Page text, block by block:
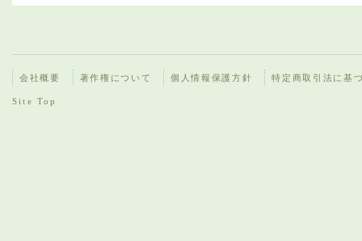
会社概要 著作権について 個人情報保護方針 特定商取引法に基
Site Top